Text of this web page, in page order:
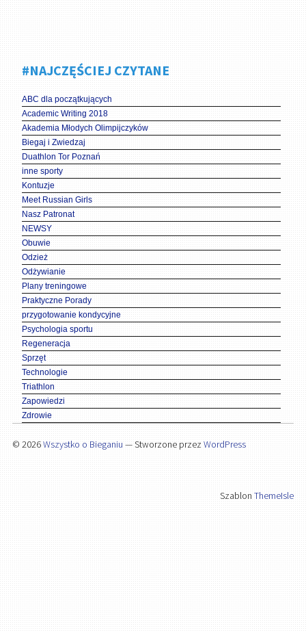
#NAJCZĘŚCIEJ CZYTANE
ABC dla początkujących
Academic Writing 2018
Akademia Młodych Olimpijczyków
Biegaj i Zwiedzaj
Duathlon Tor Poznań
inne sporty
Kontuzje
Meet Russian Girls
Nasz Patronat
NEWSY
Obuwie
Odzież
Odżywianie
Plany treningowe
Praktyczne Porady
przygotowanie kondycyjne
Psychologia sportu
Regeneracja
Sprzęt
Technologie
Triathlon
Zapowiedzi
Zdrowie
© 2026Wszystko o Bieganiu — Stworzone przez WordPress
SzablonThemeIsle